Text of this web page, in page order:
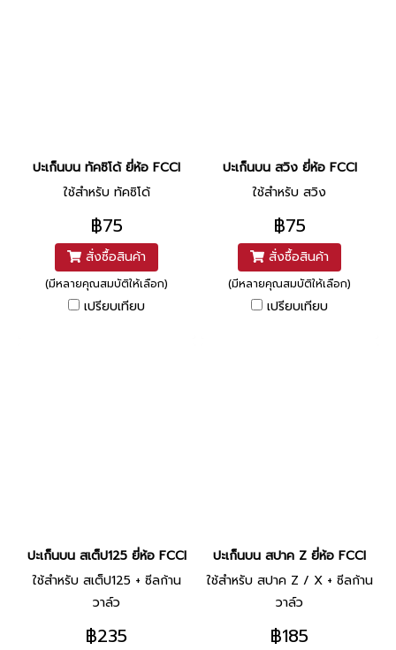
ปะเก็นบน ทัคซิโด้ ยี่ห้อ FCCI
ใช้สำหรับ ทัคซิโด้
฿75
สั่งซื้อสินค้า
(มีหลายคุณสมบัติให้เลือก)
เปรียบเทียบ
ปะเก็นบน สวิง ยี่ห้อ FCCI
ใช้สำหรับ สวิง
฿75
สั่งซื้อสินค้า
(มีหลายคุณสมบัติให้เลือก)
เปรียบเทียบ
ปะเก็นบน สเต็ป125 ยี่ห้อ FCCI
ใช้สำหรับ สเต็ป125 + ซีลก้าน
วาล์ว
฿235
ปะเก็นบน สปาค Z ยี่ห้อ FCCI
ใช้สำหรับ สปาค Z / X + ซีลก้าน
วาล์ว
฿185